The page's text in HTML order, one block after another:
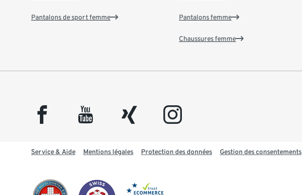
Pantalons de sport femme Pantalons femme
Chaussures femme
facebook youtube xing instagram
Service & Aide Mentions légales Protection des données Gestion des consentements